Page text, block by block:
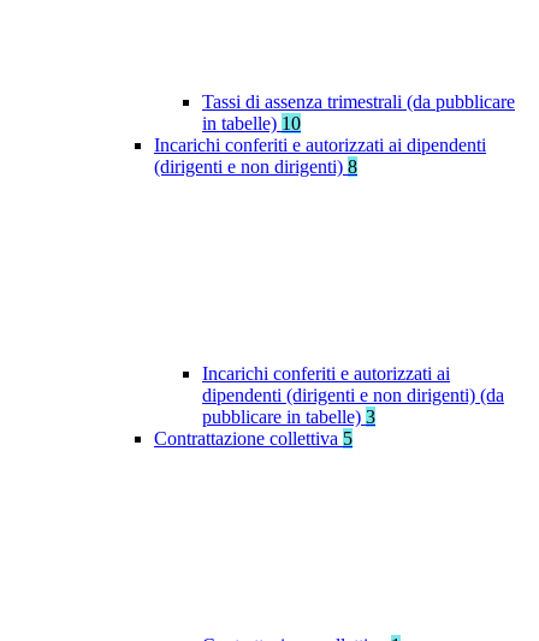
Tassi di assenza trimestrali (da pubblicare
in tabelle) 10
Incarichi conferiti e autorizzati ai dipendenti
(dirigenti e non dirigenti) 8
Incarichi conferiti e autorizzati ai
dipendenti (dirigenti e non dirigenti) (da
pubblicare in tabelle) 3
Contrattazione collettiva 5